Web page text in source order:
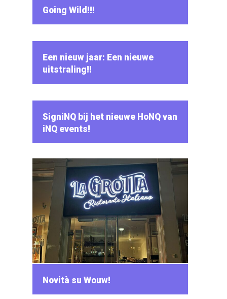
Going Wild!!!
Een nieuw jaar: Een nieuwe
uitstraling!!
SigniNQ bij het nieuwe HoNQ van
iNQ events!
Novità su Wouw!